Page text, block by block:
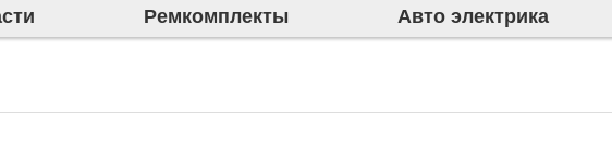
Ремкомплекты Авто электрика